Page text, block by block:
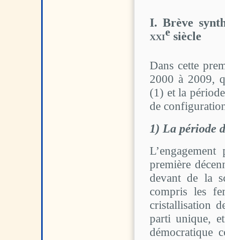
I. Brève
xxie siècle
Dans cette
2000 à 2009,
(1) et la
de
1) La période
première
devant de la
compris les
cristallisation
parti unique,
démocratique